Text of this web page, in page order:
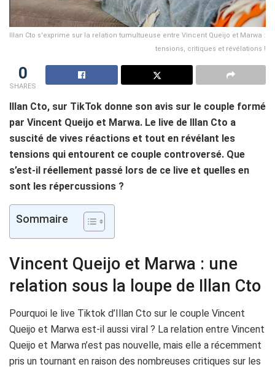
Illan Cto s'exprime sur la relation tumultueuse entre Vincent Queijo et Marwa :
tensions, critiques et révélations !
0
SHARES
Illan Cto, sur TikTok donne son avis sur le couple formé
par Vincent Queijo et Marwa. Le live de Illan Cto a
suscité de vives réactions et tout en révélant les
tensions qui entourent ce couple controversé. Que
s’est-il réellement passé lors de ce live et quelles en
sont les répercussions ?
Sommaire
Vincent Queijo et Marwa : une
relation sous la loupe de Illan Cto
Pourquoi le live Tiktok d’Illan Cto sur le couple Vincent
Queijo et Marwa est-il aussi viral ? La relation entre Vincent
Queijo et Marwa n’est pas nouvelle, mais elle a récemment
pris un tournant en raison des nombreuses critiques sur les